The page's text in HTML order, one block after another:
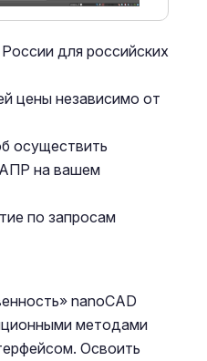
для российских
цены независимо от
осуществить
на вашем
по запросам
nanoCAD
методами
Освоить